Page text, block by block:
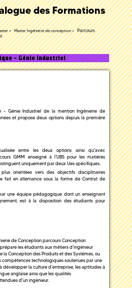
des Formations
Master Ingénierie de conception
Parcours
- Génie Industriel
- Génie Industriel de la mention Ingénierie de
et propose deux options depuis la première
entre les deux options ainsi qu'avec
GMM enseigné à l'UBS pour les matières
uniquement par deux Ues spécifiques.
orientées vers des objectifs disciplinaires
fait en alternance sous la forme de Contrat de
une équipe pédagogique dont un enseignant
est à la disposition des étudiants pour
de Conception parcours Conception
les étudiants aux métiers d'ingénieur
la Conception des Produits et des Systèmes, ou
compétences technologiques soutenues par une
développer la culture d'entreprise, les aptitudes à
anglaise ainsi que les qualités
d'un ingénieur.